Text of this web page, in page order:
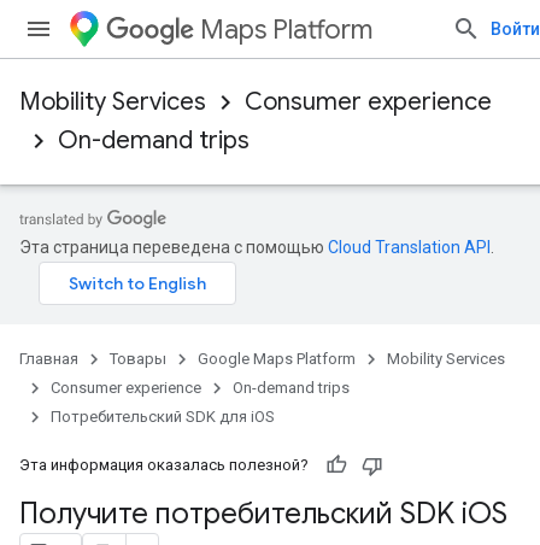
Maps Platform Войти
Mobility Services
Consumer experience
On-demand trips
Эта страница переведена с помощью Cloud Translation API
Главная Товары Google Maps Platform
Mobility Services
Consumer experience
On-demand trips
Потребительский SDK для iOS
Эта информация оказалась полезной?
Получите потребительский SDK iOS